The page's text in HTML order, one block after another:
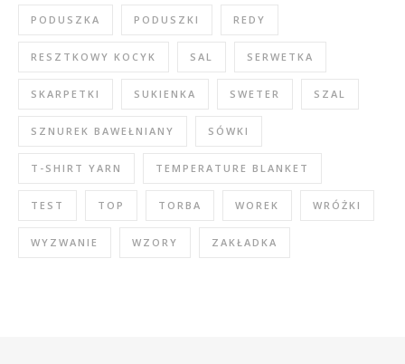
PODUSZKA PODUSZKI REDY
RESZTKOWY KOCYK SAL SERWETKA
SKARPETKI SUKIENKA SWETER SZAL
SZNUREK BAWEŁNIANY SÓWKI
T-SHIRT YARN TEMPERATURE BLANKET
TEST TOP TORBA WOREK WRÓŻKI
WYZWANIE WZORY ZAKŁADKA